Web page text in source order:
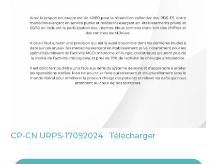
CP-CN URPS-17092024 Télécharger